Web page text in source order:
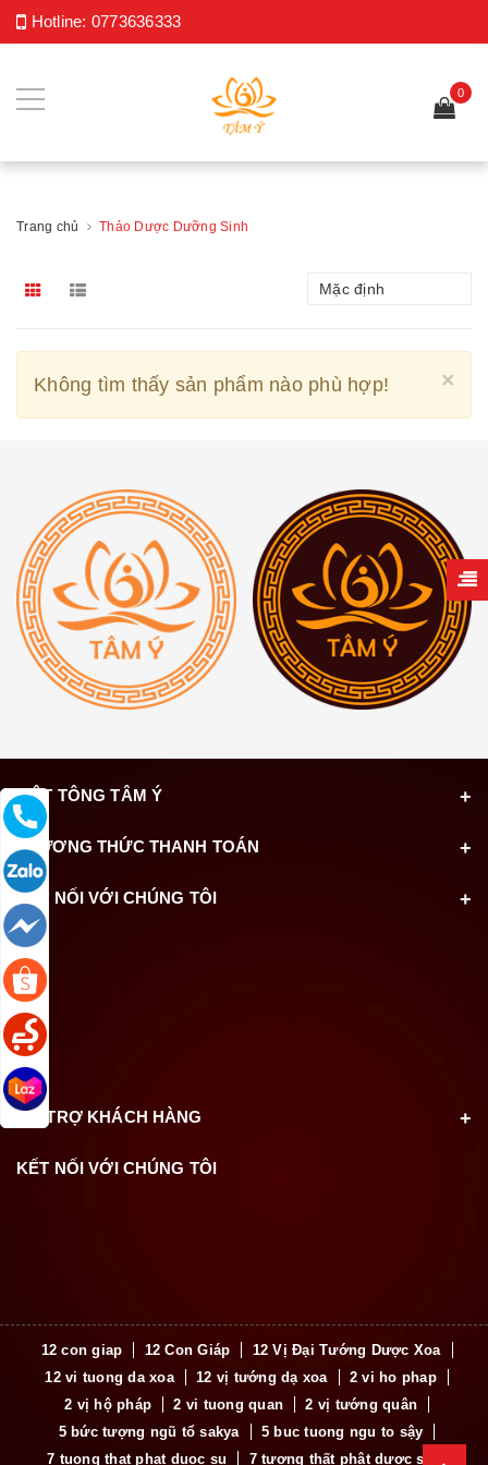
Hotline: 0773636333
0
Trang chủ Thảo Dược Dưỡng Sinh
Mặc định
×
Không tìm thấy sản phẩm nào phù hợp!
MẬT TÔNG TÂM Ý
PHƯƠNG THỨC THANH TOÁN
KẾT NỐI VỚI CHÚNG TÔI
HỖ TRỢ KHÁCH HÀNG
KẾT NỐI VỚI CHÚNG TÔI
12 con giap 12 Con Giáp
12 Vị Đại Tướng Dược Xoa
12 vi tuong da xoa
12 vị tướng dạ xoa
2 vi ho phap
2 vị hộ pháp
2 vi tuong quan
2 vị tướng quân
5 bức tượng ngũ tổ sakya
5 buc tuong ngu to sậy
7 tuong that phat duoc su
7 tượng thất phật dược sư